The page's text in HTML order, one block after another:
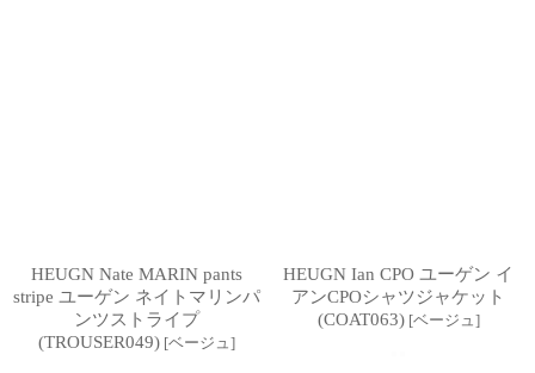
HEUGN Nate MARIN pants
stripe ユーゲン ネイトマリンパ
ンツストライプ
(TROUSER049) [ベージュ ]
HEUGN Ian CPO ユーゲン イ
アンCPOシャツジャケット
(COAT063) [ベージュ ]